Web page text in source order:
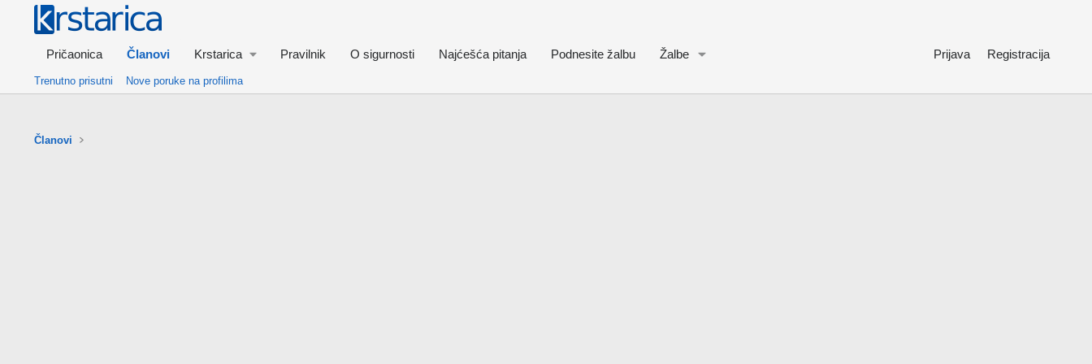
Pričaonica Članovi Krstarica Pravilnik O sigurnosti Najćešća pitanja Podnesite žalbu Žalbe Prijava Registracija
Trenutno prisutni Nove poruke na profilima
Članovi